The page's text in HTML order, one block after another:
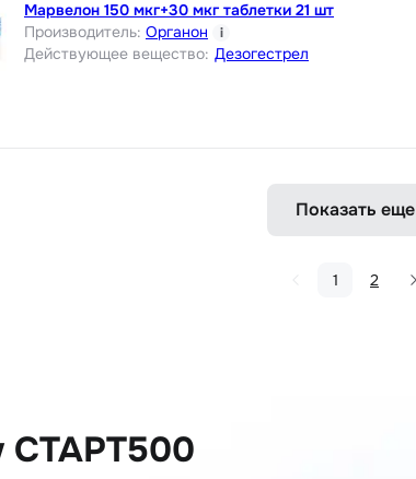
Марвелон 150 мкг+30 мкг таблетки 21 шт
Производитель: Органон i
Действующее вещество: Дезогестрел
Показать еще
1 2
СТАРТ500